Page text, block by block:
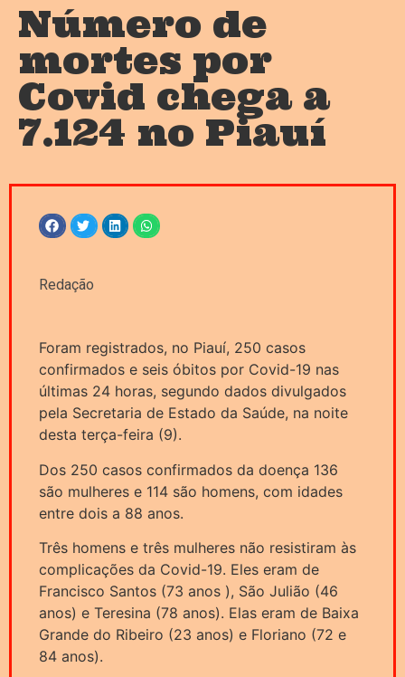
Número de
mortes por
Covid chega a
7.124 no Piauí
Redação
Foram registrados, no Piauí, 250 casos
confirmados e seis óbitos por Covid-19 nas
últimas 24 horas, segundo dados divulgados
pela Secretaria de Estado da Saúde, na noite
desta terça-feira (9).
Dos 250 casos confirmados da doença 136
são mulheres e 114 são homens, com idades
entre dois a 88 anos.
Três homens e três mulheres não resistiram às
complicações da Covid-19. Eles eram de
Francisco Santos (73 anos ), São Julião (46
anos) e Teresina (78 anos). Elas eram de Baixa
Grande do Ribeiro (23 anos) e Floriano (72 e
84 anos).